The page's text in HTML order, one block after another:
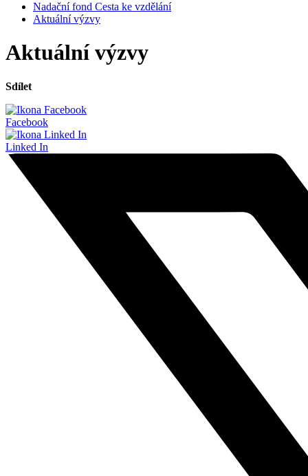
Nadační fond Cesta ke vzdělání
Aktuální výzvy
Aktuální výzvy
Sdílet
Facebook
Linked In